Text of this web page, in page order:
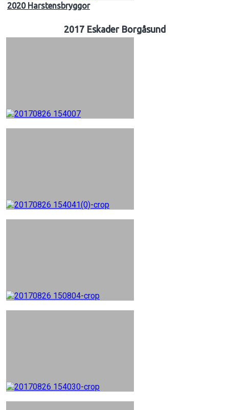
2020 Harstensbryggor
2017 Eskader Borgåsund